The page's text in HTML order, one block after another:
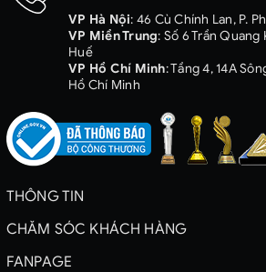
VP Hà Nội: 46 Cù Chính Lan, P.
VP Miền Trung: Số 6 Trần Quang
Huế
VP Hồ Chí Minh: Tầng 4, 14A
Hồ Chí Minh
THÔNG TIN
CHĂM SÓC KHÁCH HÀNG
FANPAGE